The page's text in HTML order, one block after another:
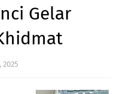
Gelar